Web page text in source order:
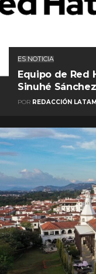
ES NOTICIA
Equipo de Red
Sinuhé Sánchez
POR REDACCIÓN LATAM